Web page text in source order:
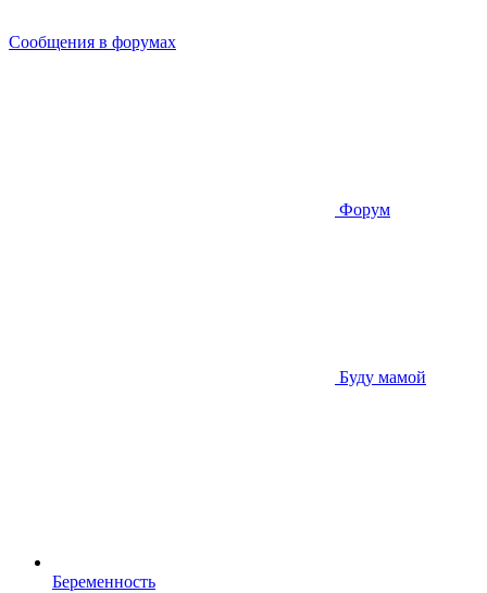
Сообщения в форумах
Форум
Буду мамой
Беременность